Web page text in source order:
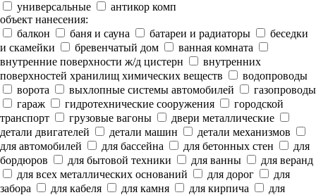
универсальные
антикор комп
объект нанесения:
балкон
баня и сауна батареи и радиаторы
беседки
и скамейки
бревенчатый дом
ванная комната
внутренние поверхности ж/д цистерн
внутренних
поверхностей хранилищ химических веществ
водопроводы
ворота
выхлопные системы автомобилей
газопроводы
гараж
гидротехнические сооружения
городской
транспорт
грузовые вагоны
двери металлические
детали двигателей
детали машин
детали механизмов
для автомобилей
для бассейна для бетонных стен
для
бордюров
для бытовой техники для ванны
для веранд
для всех металлических оснований
для дорог
для
забора
для кабеля для камня для кирпича
для